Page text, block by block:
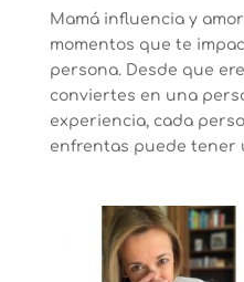
Mamá influencia y
momentos que te
persona. Desde que
conviertes en una
experiencia, cada
enfrentas puede tener